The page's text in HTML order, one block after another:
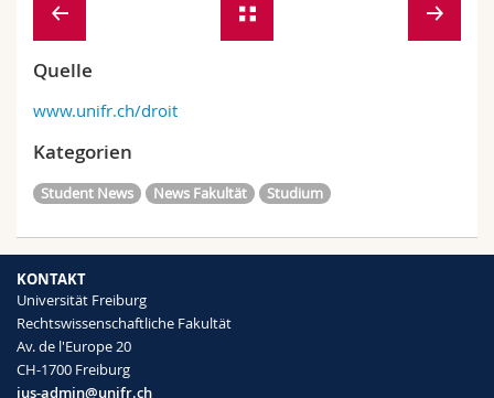
Quelle
www.unifr.ch/droit
Kategorien
Student News News Fakultät Studium
KONTAKT
Universität Freiburg
Rechtswissenschaftliche Fakultät
Av. de l'Europe 20
CH-1700 Freiburg
ius-admin@unifr.ch